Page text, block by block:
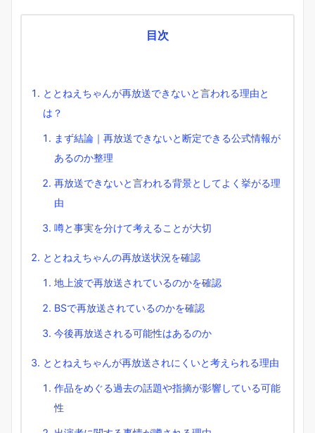
目次
ととねえちゃんが再放送できないと言われる理由と
は？
まず結論｜再放送できないと断定できる公式情報が
あるのか整理
再放送できないと言われる背景としてよく挙がる理
由
噂と事実を分けて考えることが大切
ととねえちゃんの再放送状況を確認
地上波で再放送されているのかを確認
BSで再放送されているのかを確認
今後再放送される可能性はあるのか
ととねえちゃんが再放送されにくいと考えられる理由
作品をめぐる過去の話題や指摘が影響している可能
性